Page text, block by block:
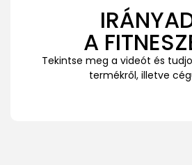
A
Tekintse meg a videót és
termékről, illetve